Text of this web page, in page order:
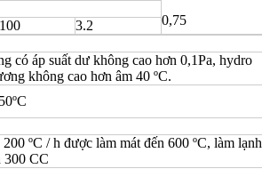
0,75
100
3.2
có áp suất dư không cao hơn 0,1Pa, hydro
không cao hơn âm 40 ºC.
ºC / h được làm mát đến 600 ºC, làm lạnh
300 CC